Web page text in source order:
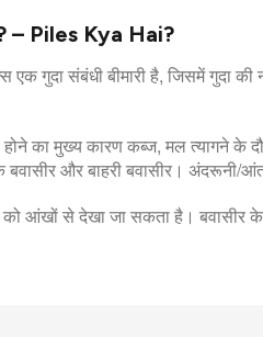
– Piles Kya Hai?
एक गुदा संबंधी बीमारी है, जिसमें
का मुख्य कारण कब्ज, मल त्यागने के
और बाहरी बवासीर। अंदरूनी/
को आंखों से देखा जा सकता है।